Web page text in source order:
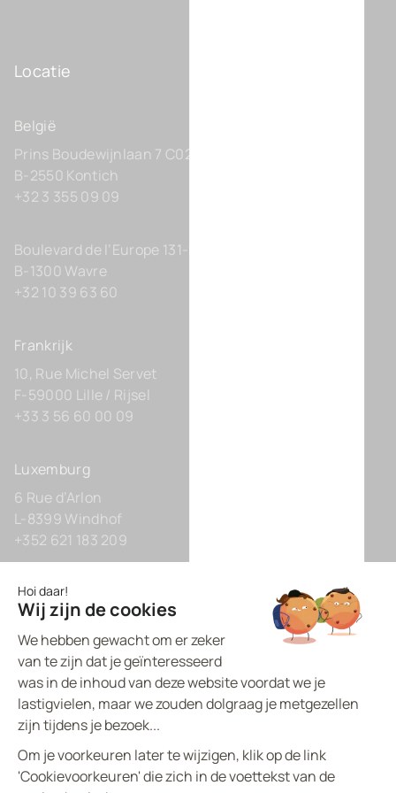
Locatie
België
Prins Boudewijnlaan 7 C0201
B-2550 Kontich
+32 3 355 09 09
Boulevard de l’Europe 131-D21
B-1300 Wavre
+32 10 39 63 60
Frankrijk
10, Rue Michel Servet
F-59000 Lille / Rijsel
+33 3 56 60 00 09
Luxemburg
6 Rue d’Arlon
L-8399 Windhof
+352 621 183 209
Duitsland
Zollhof 8
D-40221 Düsseldorf
+49 211 9425160 0
BVI.EU - ©2026All rights reserved
Made by
proptell
Privacybeleid